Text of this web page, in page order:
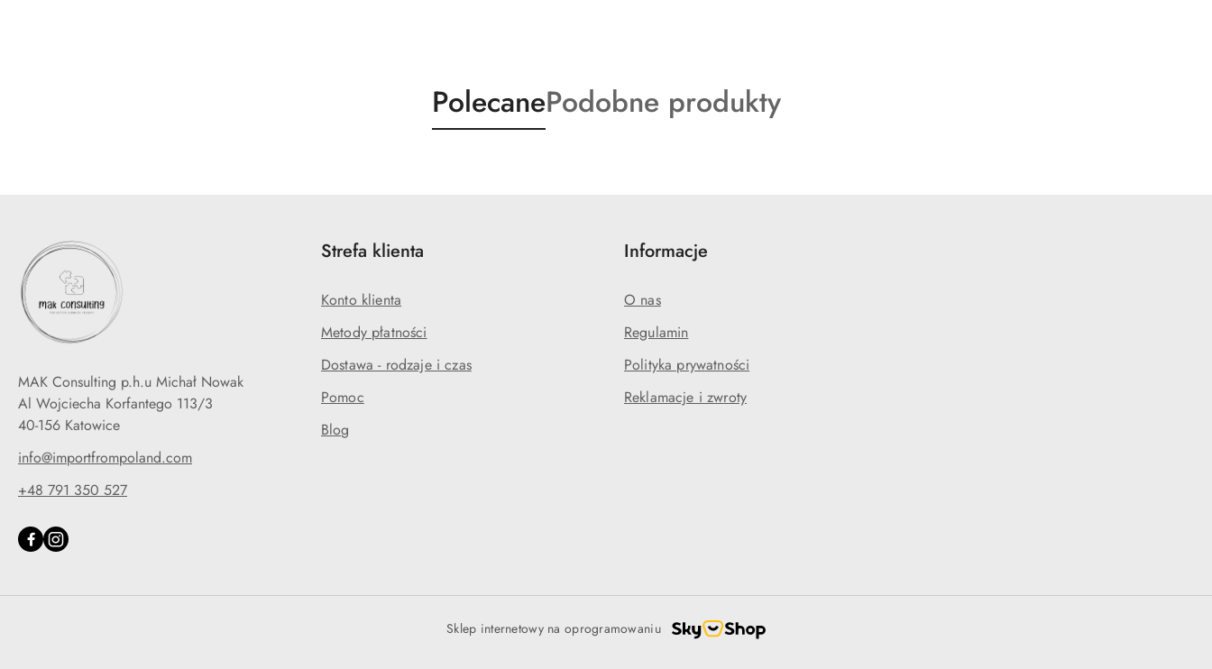
Produkty
o
PolecaneProdukty
o
Podobne produkty
MAK Consulting p.h.u Michał Nowak
Al Wojciecha Korfantego 113/3
40-156 Katowice
info@importfrompoland.com
+48 791 350 527
Strefa klienta
Konto klienta
Metody płatności
Dostawa - rodzaje i czas
Pomoc
Blog
Informacje
O nas
Regulamin
Polityka prywatności
Reklamacje i zwroty
Sklep internetowy na oprogramowaniu